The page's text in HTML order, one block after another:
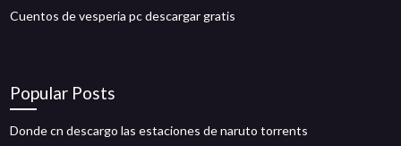
Cuentos de vesperia pc descargar gratis
Popular Posts
Donde cn descargo las estaciones de naruto torrents